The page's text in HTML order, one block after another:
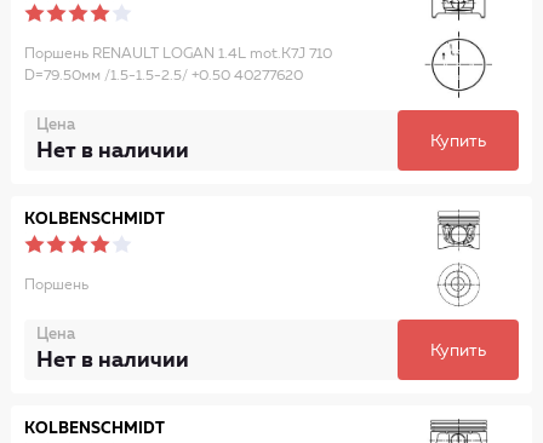
Поршень RENAULT LOGAN 1.4L mot.K7J 710
D=79.50мм /1.5-1.5-2.5/ +0.50 40277620
Цена
Нет в наличии Купить
KOLBENSCHMIDT
Поршень
Цена
Нет в наличии Купить
KOLBENSCHMIDT